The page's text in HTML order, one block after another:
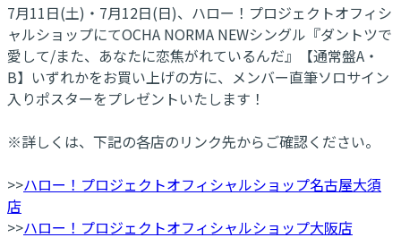
7月11日(土)・7月12日(日)、ハロー！プロジェクトオフィシ
ャルショップにてOCHA NORMA NEWシングル『ダントツで
愛して/また、あなたに恋焦がれているんだ』【通常盤A・
B】いずれかをお買い上げの方に、メンバー直筆ソロサイン
入りポスターをプレゼントいたします！
※詳しくは、下記の各店のリンク先からご確認ください。
>>ハロー！プロジェクトオフィシャルショップ名古屋大須
店
>>ハロー！プロジェクトオフィシャルショップ大阪店